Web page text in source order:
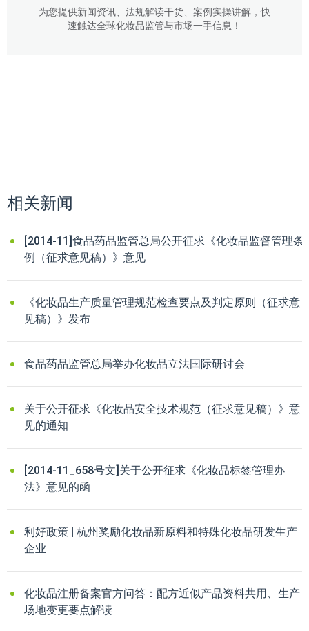
为您提供新闻资讯、法规解读干货、案例实操讲解，快
速触达全球化妆品监管与市场一手信息！
相关新闻
[2014-11]食品药品监管总局公开征求《化妆品监督管理条
例（征求意见稿）》意见
《化妆品生产质量管理规范检查要点及判定原则（征求意
见稿）》发布
食品药品监管总局举办化妆品立法国际研讨会
关于公开征求《化妆品安全技术规范（征求意见稿）》意
见的通知
[2014-11_658号文]关于公开征求《化妆品标签管理办
法》意见的函
利好政策 | 杭州奖励化妆品新原料和特殊化妆品研发生产
企业
化妆品注册备案官方问答：配方近似产品资料共用、生产
场地变更要点解读